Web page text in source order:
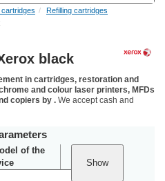
cartridges
Refilling cartridges
black
in cartridges, restoration and
and colour laser printers, MFDs
copiers by . We accept cash and
of the